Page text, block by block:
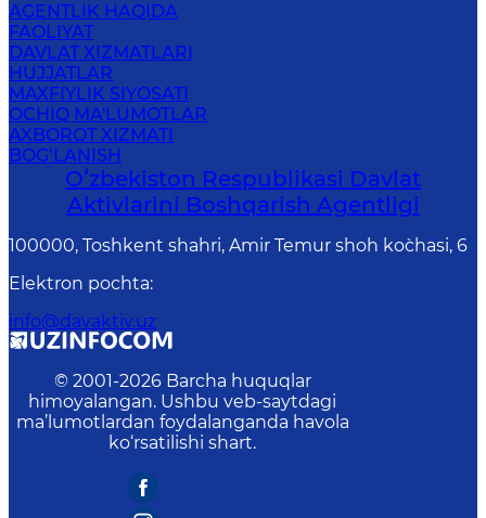
AGENTLIK HAQIDA
FAOLIYAT
DAVLAT XIZMATLARI
HUJJATLAR
MAXFIYLIK SIYOSATI
OCHIQ MA'LUMOTLAR
AXBOROT XIZMATI
BOG‘LANISH
Oʻzbekiston Respublikasi Davlat
Aktivlarini Boshqarish Agentligi
100000, Toshkent shahri, Amir Temur shoh ko`chasi, 6
Elektron pochta:
info@davaktiv.uz
© 2001-2026 Barcha huquqlar
himoyalangan. Ushbu veb-saytdagi
ma’lumotlardan foydalanganda havola
ko‘rsatilishi shart.